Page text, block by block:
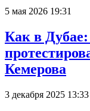
5 мая 2026 19:31
Как в
Кемерова
3 декабря 2025 13:33